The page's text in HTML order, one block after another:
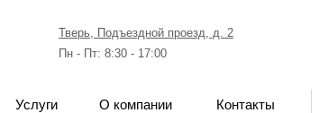
Тверь, Подъездной проезд, д. 2
Пн - Пт: 8:30 - 17:00
Услуги О компании Контакты